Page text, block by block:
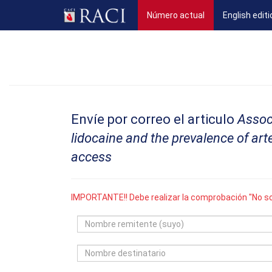
Número actual (current)English
Envíe por correo el articulo
lidocaine and the prevalence of
access
IMPORTANTE!! Debe realizar la comprobación "No